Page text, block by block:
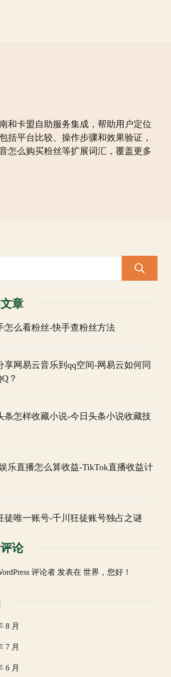
和卡盟自助服务集成，帮助用户定位
括平台比较、操作步骤和效果验证，
怎么购买粉丝等扩展词汇，覆盖更多
章
怎么看粉丝-快手查粉丝方法
享网易云音乐到qq空间-网易云如何同
？
条怎样收藏小说-今日头条小说收藏技
乐直播怎么算收益-TikTok直播收益计
徒唯一账号-千川狂徒账号独占之谜
论
评论者发表在 世界，您好！
8 月
7 月
6 月